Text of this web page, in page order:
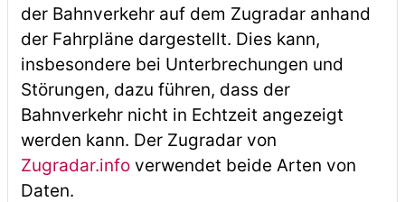
der Bahnverkehr auf dem Zugradar anhand
der Fahrpläne dargestellt. Dies kann,
insbesondere bei Unterbrechungen und
Störungen, dazu führen, dass der
Bahnverkehr nicht in Echtzeit angezeigt
werden kann. Der Zugradar von
Zugradar.infoverwendet beide Arten von
Daten.